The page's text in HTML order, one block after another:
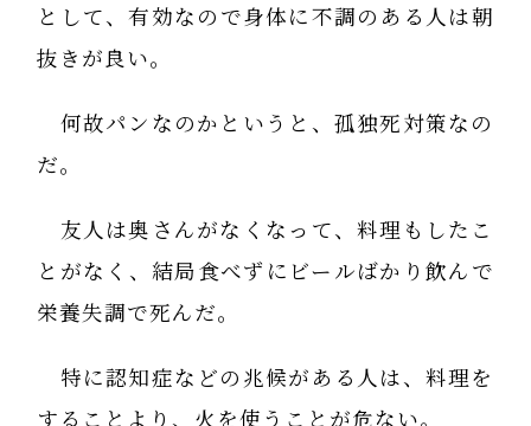
として、有効なので身体に不調のある人は朝
抜きが良い。
何故パンなのかというと、孤独死対策なの
だ。
友人は奥さんがなくなって、料理もしたこ
とがなく、結局食べずにビールばかり飲んで
栄養失調で死んだ。
特に認知症などの兆候がある人は、料理を